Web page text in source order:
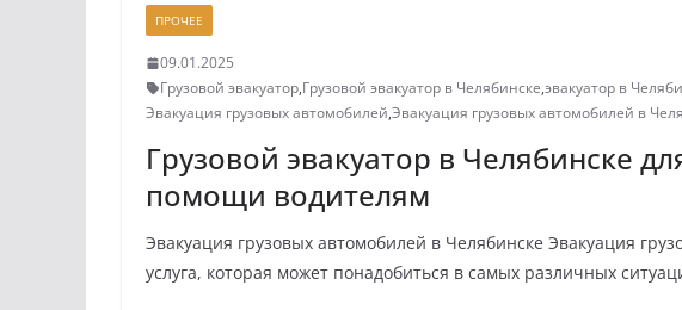
ПРОЧЕЕ
09.01.2025
Грузовой эвакуатор,Грузовой эвакуатор в Челябинске,эвакуатор в
Эвакуация грузовых автомобилей,Эвакуация грузовых автомобилей в
Грузовой эвакуатор в Челябинске
помощи водителям
Эвакуация грузовых автомобилей в Челябинске Эвакуация
услуга, которая может понадобиться в самых различных